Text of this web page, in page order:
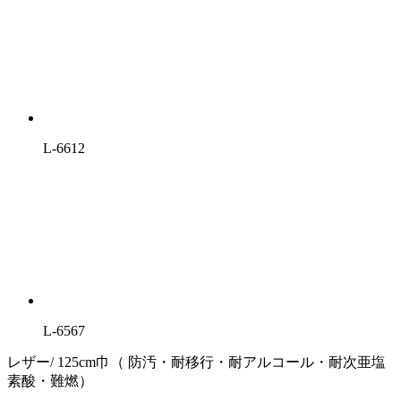
L-6612
L-6567
レザー/ 125cm巾（ 防汚・耐移行・耐アルコール・耐次亜塩
素酸・難燃）